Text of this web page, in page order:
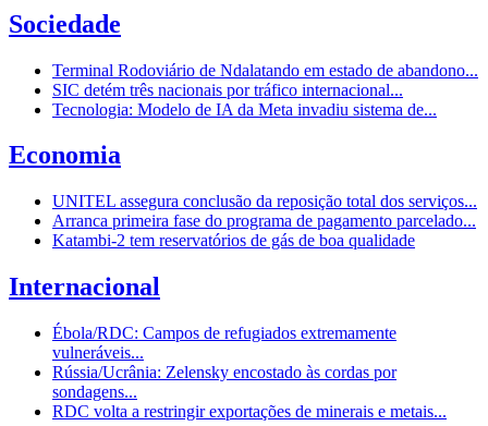
Sociedade
Terminal Rodoviário de Ndalatando em estado de abandono...
SIC detém três nacionais por tráfico internacional...
Tecnologia: Modelo de IA da Meta invadiu sistema de...
Economia
UNITEL assegura conclusão da reposição total dos serviços...
Arranca primeira fase do programa de pagamento parcelado...
Katambi-2 tem reservatórios de gás de boa qualidade
Internacional
Ébola/RDC: Campos de refugiados extremamente
vulneráveis...
Rússia/Ucrânia: Zelensky encostado às cordas por
sondagens...
RDC volta a restringir exportações de minerais e metais...